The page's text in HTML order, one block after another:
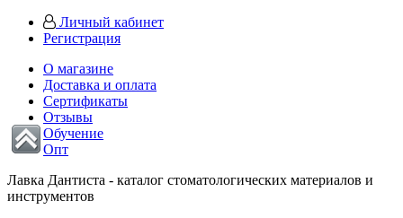
Личный кабинет
Регистрация
О магазине
Доставка и оплата
Сертификаты
Отзывы
Обучение
Опт
Лавка Дантиста - каталог стоматологических материалов и
инструментов